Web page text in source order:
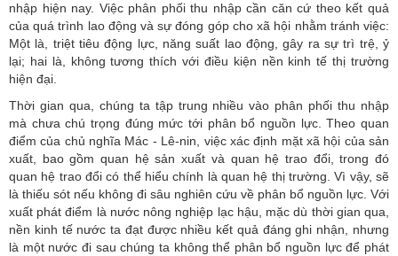
nhập hiện nay. Việc phân phối thu nhập cần căn cứ theo kết quả
của quá trình lao động và sự đóng góp cho xã hội nhằm tránh việc:
Một là, triệt tiêu động lực, năng suất lao động, gây ra sự trì trệ, ỷ
lại; hai là, không tương thích với điều kiện nền kinh tế thị trường
hiện đại.
Thời gian qua, chúng ta tập trung nhiều vào phân phối thu nhập
mà chưa chú trọng đúng mức tới phân bổ nguồn lực. Theo quan
điểm của chủ nghĩa Mác - Lê-nin, việc xác định mặt xã hội của sản
xuất, bao gồm quan hệ sản xuất và quan hệ trao đổi, trong đó
quan hệ trao đổi có thể hiểu chính là quan hệ thị trường. Vì vậy, sẽ
là thiếu sót nếu không đi sâu nghiên cứu về phân bổ nguồn lực. Với
xuất phát điểm là nước nông nghiệp lạc hậu, mặc dù thời gian qua,
nền kinh tế nước ta đạt được nhiều kết quả đáng ghi nhận, nhưng
là một nước đi sau chúng ta không thể phân bổ nguồn lực để phát